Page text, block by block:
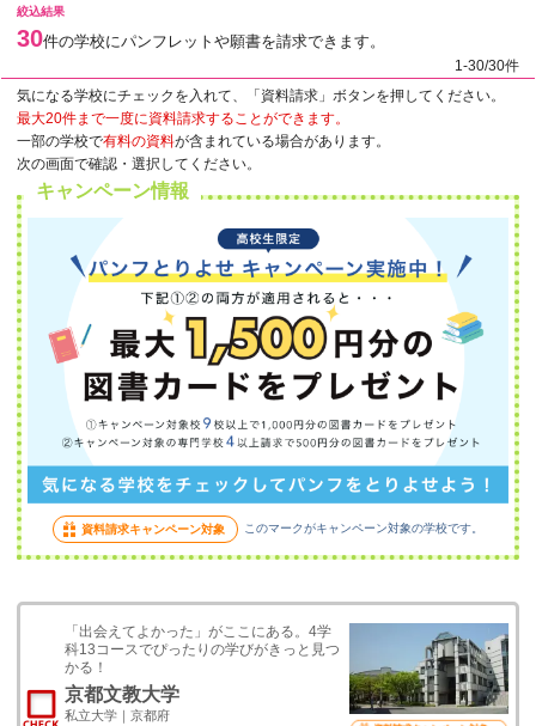
絞込結果
30件の学校にパンフレットや願書を請求できます。
1-30/30件
気になる学校にチェックを入れて、「資料請求」ボタンを押してください。
最大20件まで一度に資料請求することができます。
一部の学校で有料の資料が含まれている場合があります。
次の画面で確認・選択してください。
キャンペーン情報
資料請求キャンペーン対象 このマークがキャンペーン対象の学校です。
「出会えてよかった」がここにある。4学
科13コースでぴったりの学びがきっと見つ
かる！
京都文教大学
私立大学｜京都府